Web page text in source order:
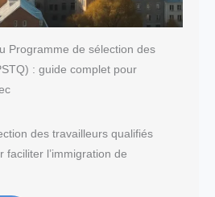
Programme de sélection des
: guide complet pour
des travailleurs qualifiés
faciliter l’immigration de